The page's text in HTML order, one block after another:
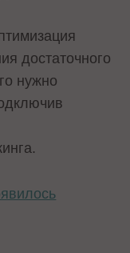
достаточного
нужно